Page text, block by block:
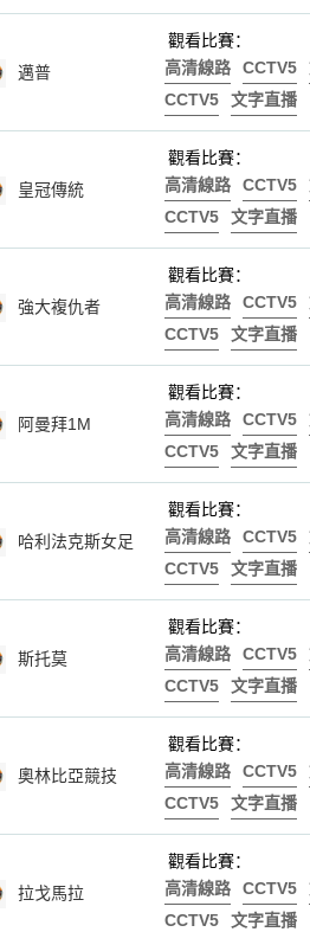
邁普
觀看比賽：
高清線路
CCTV5
CCTV5
文字直播
皇冠傳統
觀看比賽：
高清線路
CCTV5
CCTV5
文字直播
強大複仇者
觀看比賽：
高清線路
CCTV5
CCTV5
文字直播
阿曼拜1M
觀看比賽：
高清線路
CCTV5
CCTV5
文字直播
哈利法克斯女足
觀看比賽：
高清線路
CCTV5
CCTV5
文字直播
斯托莫
觀看比賽：
高清線路
CCTV5
CCTV5
文字直播
奧林比亞競技
觀看比賽：
高清線路
CCTV5
CCTV5
文字直播
拉戈馬拉
觀看比賽：
高清線路
CCTV5
CCTV5
文字直播